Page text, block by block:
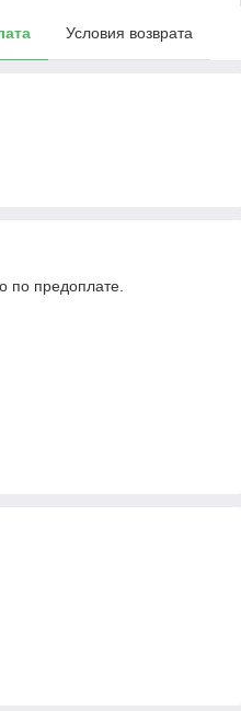
Условия возврата
по предоплате.